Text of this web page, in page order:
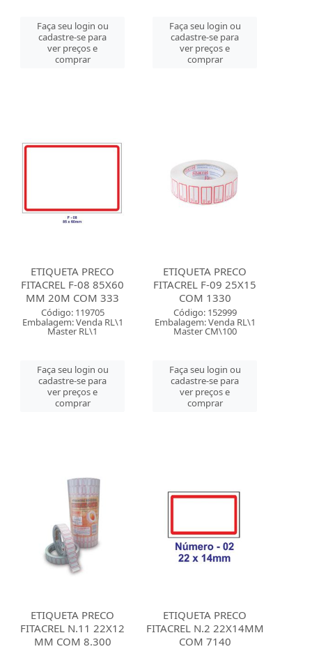
Faça seu login ou
cadastre-se para
ver preços e
comprar
Faça seu login ou
cadastre-se para
ver preços e
comprar
ETIQUETA PRECO
FITACREL F-08 85X60
MM 20M COM 333
Código: 119705
Embalagem: Venda RL\1
Master RL\1
Faça seu login ou
cadastre-se para
ver preços e
comprar
ETIQUETA PRECO
FITACREL F-09 25X15
COM 1330
Código: 152999
Embalagem: Venda RL\1
Master CM\100
Faça seu login ou
cadastre-se para
ver preços e
comprar
ETIQUETA PRECO
FITACREL N.11 22X12
MM COM 8.300
ETIQUETA PRECO
FITACREL N.2 22X14MM
COM 7140